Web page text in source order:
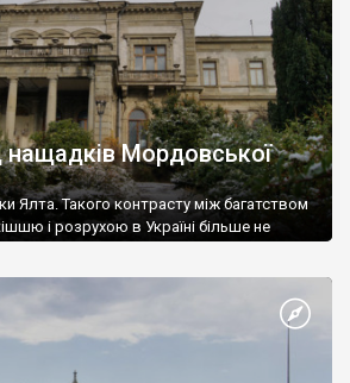
Мордовської
Ялта. Такого контрасту між багатством
і розрухою в Україні більше не